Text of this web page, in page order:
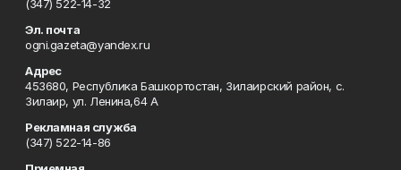
(347) 522-14-32
Эл. почта
ogni.gazeta@yandex.ru
Адрес
453680, Республика Башкортостан, Зилаирский район, с.
Зилаир, ул. Ленина,64 А
Рекламная служба
(347) 522-14-86